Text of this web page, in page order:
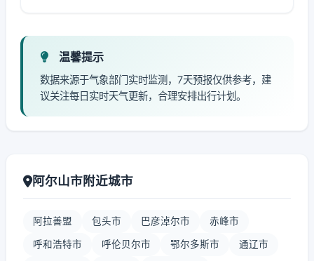
温馨提示
数据来源于气象部门实时监测，7天预报仅供参考，建
议关注每日实时天气更新，合理安排出行计划。
阿尔山市附近城市
阿拉善盟 包头市 巴彦淖尔市 赤峰市
呼和浩特市 呼伦贝尔市 鄂尔多斯市 通辽市